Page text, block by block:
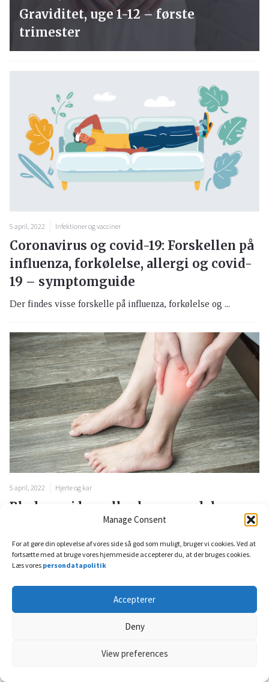
Manage Consent
For at gøre din oplevelse af vores side så god som muligt, bruger vi cookies. Ved at
fortsætte med at bruge vores hjemmeside accepterer du, at der bruges cookies.
Læs vores persondatapolitik
Accepterer
Deny
View preferences
Graviditet, uge 1-12 – første
trimester
5 april, 2022 Infektioner og vacciner
Coronavirus og covid-19: Forskellen på
influenza, forkølelse, allergi og covid-
19 – symptomguide
Der findes visse forskelle på influenza, forkølelse og ...
5 april, 2022 Hjerte og kar
Blodprop i ben eller lunger – dyb
venetrombose eller lungeemboli
Venøs tromboembolisme (VTE) er hvert år skyld i mere en...